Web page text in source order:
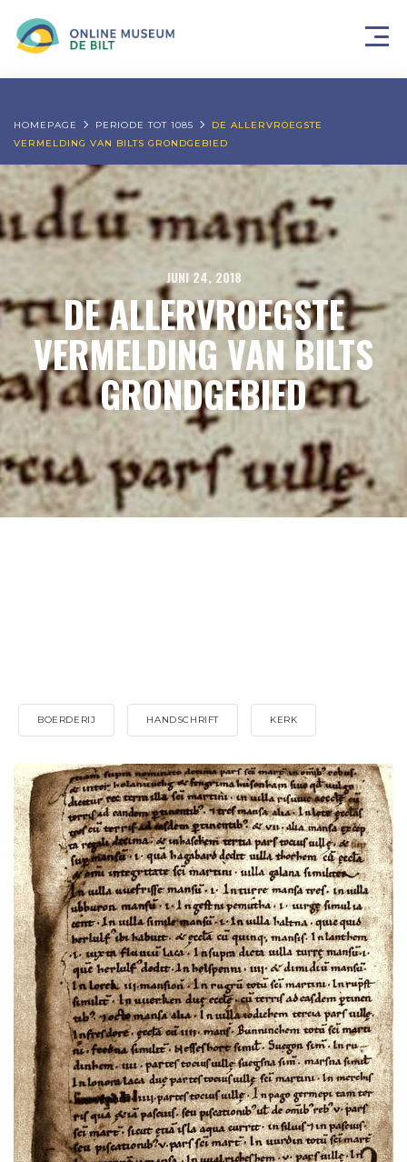
HOMEPAGE PERIODE TOT 1085
DE ALLERVROEGSTE
VERMELDING VAN BILTS GRONDGEBIED
JUNI 24, 2018
DE ALLERVROEGSTE
VERMELDING VAN BILTS
GRONDGEBIED
BOERDERIJ HANDSCHRIFT KERK